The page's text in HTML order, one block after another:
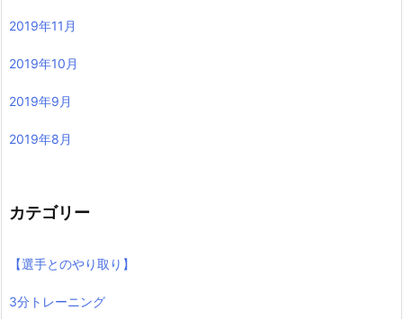
2019年11月
2019年10月
2019年9月
2019年8月
カテゴリー
【選手とのやり取り】
3分トレーニング